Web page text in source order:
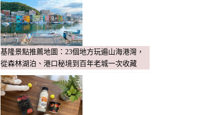
基隆景點推薦地圖：23個地方玩遍山海港灣，
從森林湖泊、港口秘境到百年老城一次收藏